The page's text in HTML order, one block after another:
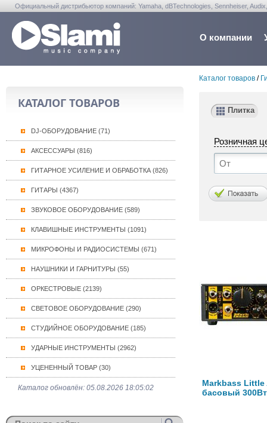
Официальный дистрибьютор компаний: Yamaha, dBTechnologies, Sennheiser,
О компании
КАТАЛОГ ТОВАРОВ
DJ-ОБОРУДОВАНИЕ (71)
АКСЕССУАРЫ (816)
ГИТАРНОЕ УСИЛЕНИЕ И ОБРАБОТКА (826)
ГИТАРЫ (4367)
ЗВУКОВОЕ ОБОРУДОВАНИЕ (589)
КЛАВИШНЫЕ ИНСТРУМЕНТЫ (1091)
МИКРОФОНЫ И РАДИОСИСТЕМЫ (671)
НАУШНИКИ И ГАРНИТУРЫ (55)
ОРКЕСТРОВЫЕ (2139)
СВЕТОВОЕ ОБОРУДОВАНИЕ (290)
СТУДИЙНОЕ ОБОРУДОВАНИЕ (185)
УДАРНЫЕ ИНСТРУМЕНТЫ (2962)
УЦЕНЕННЫЙ ТОВАР (30)
Каталог обновлён: 05.08.2026 18:05:02
Каталог товаров/
Плитка
Розничная
Markbass Little
басовый